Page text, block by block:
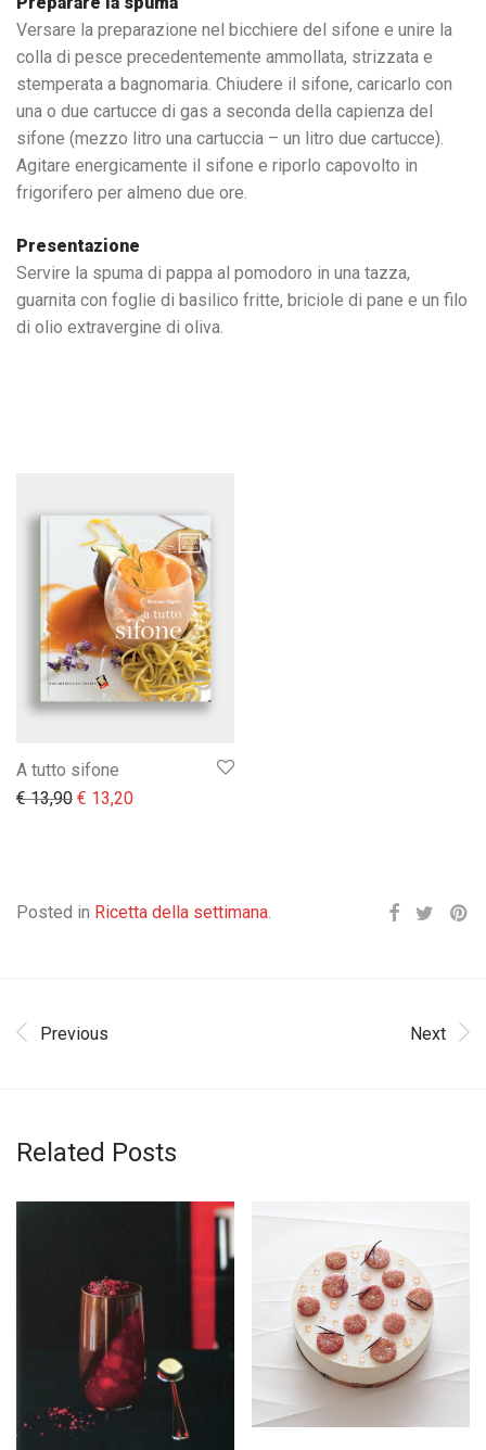
Versare la preparazione nel bicchiere del sifone e unire la
colla di pesce precedentemente ammollata, strizzata e
stemperata a bagnomaria. Chiudere il sifone, caricarlo con
una o due cartucce di gas a seconda della capienza del
sifone (mezzo litro una cartuccia – un litro due cartucce).
Agitare energicamente il sifone e riporlo capovolto in
frigorifero per almeno due ore.
Presentazione
Servire la spuma di pappa al pomodoro in una tazza,
guarnita con foglie di basilico fritte, briciole di pane e un filo
di olio extravergine di oliva.
A tutto sifone
€13,90 Il prezzo originale era: € 13,90.
€ 13,20Il prezzo attuale è: € 13,20.
Posted in Ricetta della settimana.
Previous Next
Related Posts